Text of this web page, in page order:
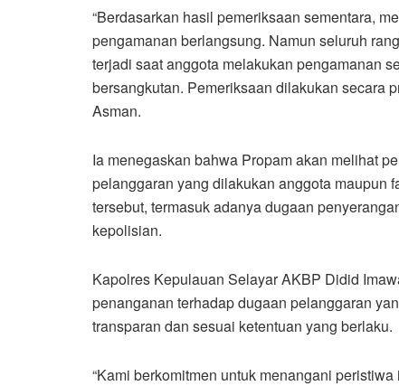
“Berdasarkan hasil pemeriksaan sementara,
pengamanan berlangsung. Namun seluruh
terjadi saat anggota melakukan pengamanan
bersangkutan. Pemeriksaan dilakukan secara
Asman.
Ia menegaskan bahwa Propam akan melihat
pelanggaran yang dilakukan anggota maupun
tersebut, termasuk adanya dugaan
kepolisian.
Kapolres Kepulauan Selayar AKBP Didid
penanganan terhadap dugaan pelanggaran
transparan dan sesuai ketentuan yang berlaku.
“Kami berkomitmen untuk menangani